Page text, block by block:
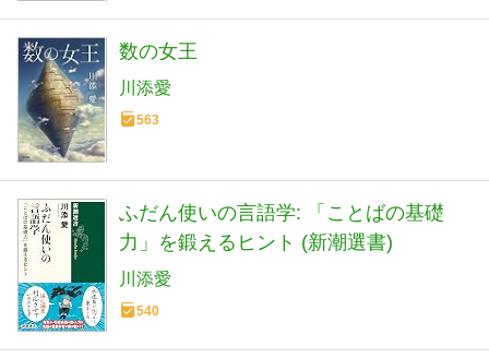
数の女王
川添愛
563
ふだん使いの言語学: 「ことばの基礎
力」を鍛えるヒント (新潮選書)
川添愛
540